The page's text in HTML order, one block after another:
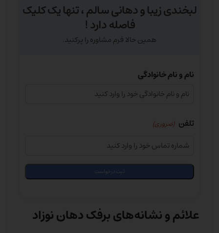
لبخندی زیبا و دهانی سالم ، تنها یک کلیک
فاصله دارد !
همین حالا فرم مشاوره را پرکنید.
نام و نام خانوادگی
تلفن (ضروری)
علائم و نشانه‌های برفک دهان نوزاد